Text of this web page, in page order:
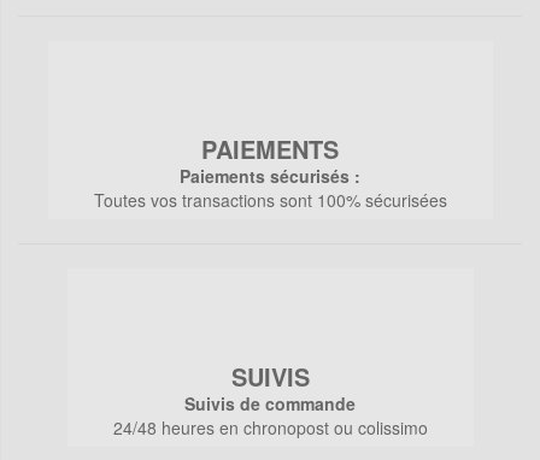
PAIEMENTS
Paiements sécurisés :
Toutes vos transactions sont 100% sécurisées
SUIVIS
Suivis de commande
24/48 heures en chronopost ou colissimo